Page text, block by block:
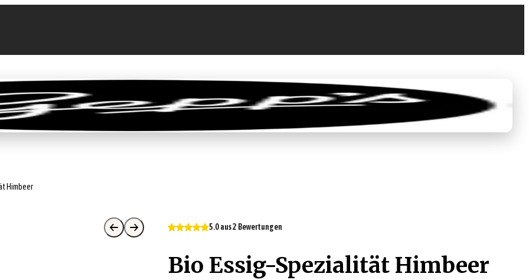
Feinkost-Abo Firmenkunden Sale 0,00 €
Himbeer
5.0 aus 2 Bewertungen
Bio Essig-Spezialität Himbeer